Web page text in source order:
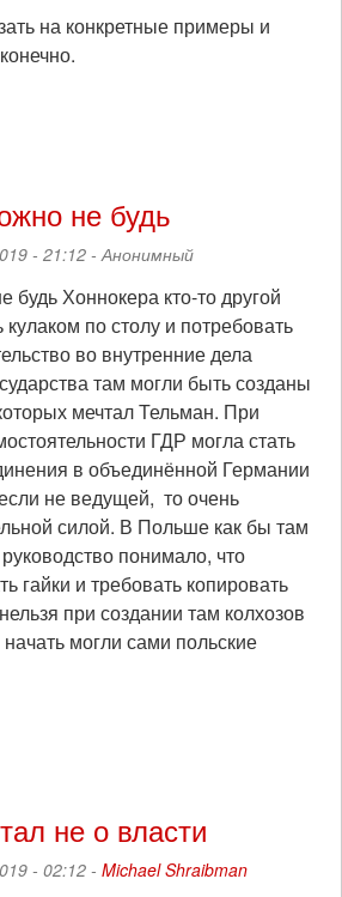
на конкретные примеры и
не будь
- 21:12 -Анонимный
будь Хоннокера кто-то другой
по столу и потребовать
во внутренние дела
там могли быть созданы
мечтал Тельман. При
ГДР могла стать
в объединённой Германии
не ведущей, то очень
силой. В Польше как бы там
понимало, что
гайки и требовать копировать
при создании там колхозов
могли сами польские
не о власти
- 02:12 - Michael Shraibman